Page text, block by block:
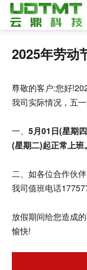
2025年劳动
尊敬的客户:您好
我司实际情况，五
一、 5月01日(星期
(星期二)起正常上班。
二、如各位合作伙
我司值班电话
放假期间给您造成
愉快!